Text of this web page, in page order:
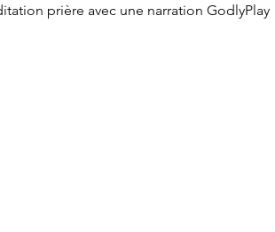
prière avec une narration GodlyPlay